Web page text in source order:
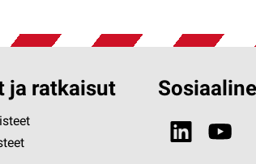
ja ratkaisut